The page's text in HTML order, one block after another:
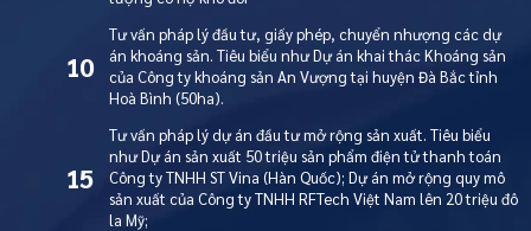
10
Tư vấn pháp lý đầu tư, giấy phép, chuyển nhượng các dự
án khoáng sản. Tiêu biểu như Dự án khai thác Khoáng sản
của Công ty khoáng sản An Vượng tại huyện Đà Bắc tỉnh
Hoà Bình (50ha).
15
Tư vấn pháp lý dự án đầu tư mở rộng sản xuất. Tiêu biểu
như Dự án sản xuất 50 triệu sản phẩm điện tử thanh toán
Công ty TNHH ST Vina (Hàn Quốc); Dự án mở rộng quy mô
sản xuất của Công ty TNHH RFTech Việt Nam lên 20 triệu đô
la Mỹ;